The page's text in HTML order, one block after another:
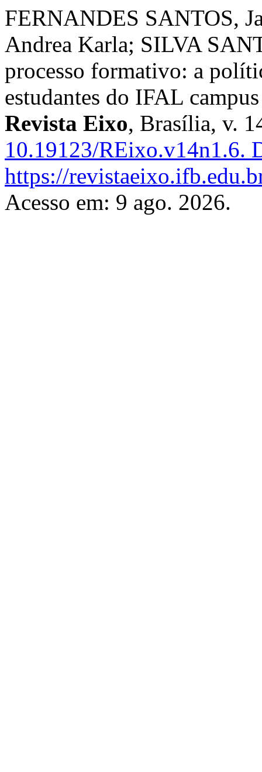
FERNANDES SANTOS,
Andrea Karla; SILVA
processo formativo: a
estudantes do IFAL
Revista Eixo, Brasília, v.
10.19123/REixo.v14n1.6.
https://
Acesso em: 9 ago. 2026.